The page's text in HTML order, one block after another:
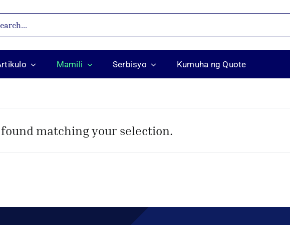
Mamili Serbisyo Kumuha ng Quote
matching your selection.